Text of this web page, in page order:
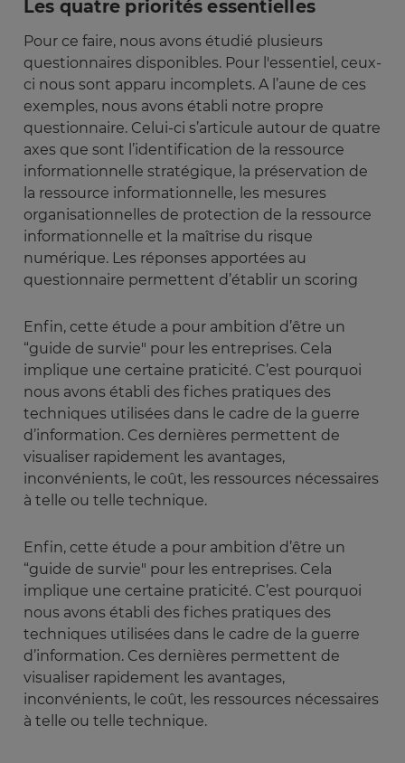
Les quatre priorités essentielles
Pour ce faire, nous avons étudié plusieurs
questionnaires disponibles. Pour l'essentiel, ceux-
ci nous sont apparu incomplets. A l’aune de ces
exemples, nous avons établi notre propre
questionnaire. Celui-ci s’articule autour de quatre
axes que sont l’identification de la ressource
informationnelle stratégique, la préservation de
la ressource informationnelle, les mesures
organisationnelles de protection de la ressource
informationnelle et la maîtrise du risque
numérique. Les réponses apportées au
questionnaire permettent d’établir un scoring
Enfin, cette étude a pour ambition d’être un
“guide de survie" pour les entreprises. Cela
implique une certaine praticité. C’est pourquoi
nous avons établi des fiches pratiques des
techniques utilisées dans le cadre de la guerre
d’information. Ces dernières permettent de
visualiser rapidement les avantages,
inconvénients, le coût, les ressources nécessaires
à telle ou telle technique.
Enfin, cette étude a pour ambition d’être un
“guide de survie" pour les entreprises. Cela
implique une certaine praticité. C’est pourquoi
nous avons établi des fiches pratiques des
techniques utilisées dans le cadre de la guerre
d’information. Ces dernières permettent de
visualiser rapidement les avantages,
inconvénients, le coût, les ressources nécessaires
à telle ou telle technique.